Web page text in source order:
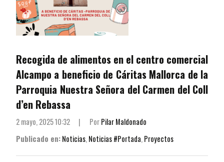
Recogida de alimentos en el centro comercial
Alcampo a beneficio de Cáritas Mallorca de la
Parroquia Nuestra Señora del Carmen del Coll
d’en Rebassa
2 mayo, 2025 10:32 | PorPilar Maldonado
Publicado en:Noticias, Noticias #Portada, Proyectos